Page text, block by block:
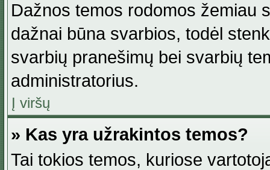
Dažnos temos rodomos žemiau
dažnai būna svarbios, todėl
svarbių pranešimų bei svarbių
administratorius.
Į viršų
» Kas yra užrakintos temos?
Tai tokios temos, kuriose